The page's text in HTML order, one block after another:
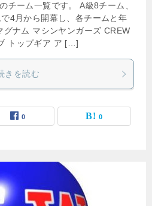
チーム一覧です。 A級8チーム、
4月から開幕し、各チームと年
グナム マシンヤンガーズ CREW
トップギア ア […]
きを読む
0 0